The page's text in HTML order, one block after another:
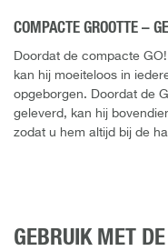
COMPACTE GROOTTE –
Doordat de compacte
kan hij moeiteloos in
opgeborgen. Doordat de
geleverd, kan hij
zodat u hem altijd bij de
GEBRUIK MET